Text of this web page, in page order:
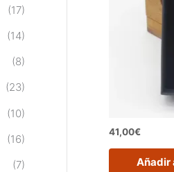
(17)
(14)
(8)
(23)
(10)
(16)
(7)
41,00€
Añadir